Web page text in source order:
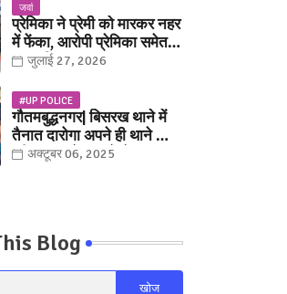
जवां
प्रेमिका ने प्रेमी को मारकर नहर
में फेंका, आरोपी प्रेमिका समेत
युवक गिरफ्तार
जुलाई 27, 2026
#UP POLICE
गौतमबुद्धनगर| बिसरख थाने में
तैनात दारोगा अपने ही थाने क़ी
महिला कांस्टेबल को लेकर हुए
अक्टूबर 06, 2025
Blog